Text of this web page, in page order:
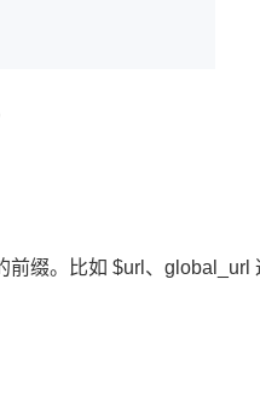
缀。比如 $url、global_url